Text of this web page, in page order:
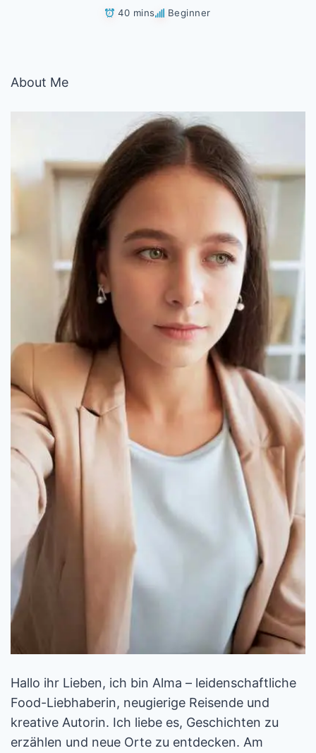
40 mins Beginner
About Me
Hallo ihr Lieben, ich bin Alma – leidenschaftliche
Food-Liebhaberin, neugierige Reisende und
kreative Autorin. Ich liebe es, Geschichten zu
erzählen und neue Orte zu entdecken. Am